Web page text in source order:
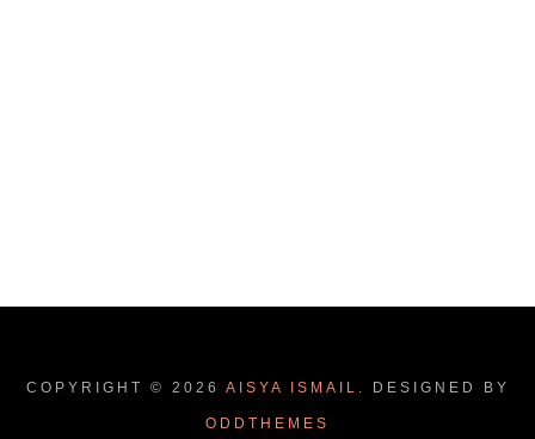
COPYRIGHT © 2026 AISYA ISMAIL. DESIGNED BY
ODDTHEMES